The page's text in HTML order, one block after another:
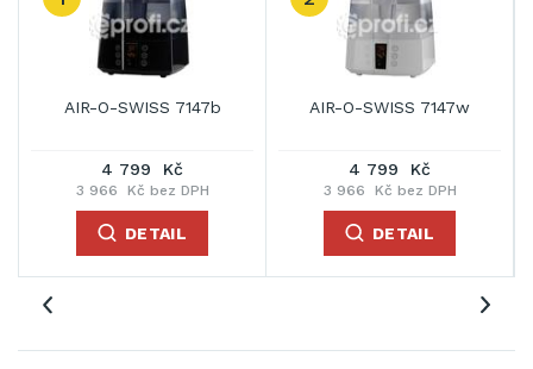
AIR-O-SWISS 7147b
4 799 Kč
3 966 Kč bez DPH
DETAIL
AIR-O-SWISS 7147w
4 799 Kč
3 966 Kč bez DPH
DETAIL